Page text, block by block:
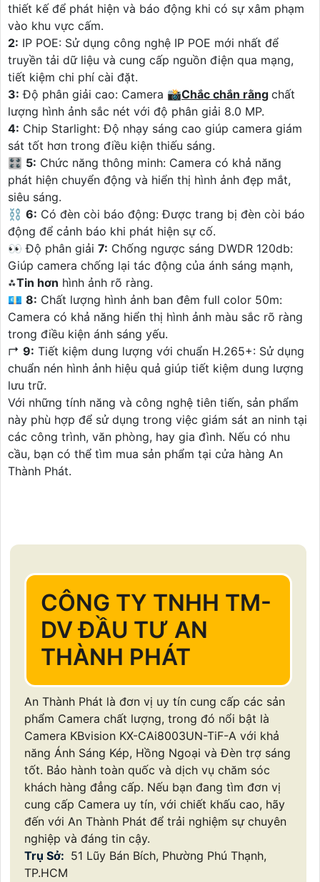
thiết kế để phát hiện và báo động khi có sự xâm phạm
vào khu vực cấm.
2: IP POE: Sử dụng công nghệ IP POE mới nhất để
truyền tải dữ liệu và cung cấp nguồn điện qua mạng,
tiết kiệm chi phí cài đặt.
3: Độ phân giải cao: Camera 📸Chắc chắn rằng chất
lượng hình ảnh sắc nét với độ phân giải 8.0 MP.
4: Chip Starlight: Độ nhạy sáng cao giúp camera giám
sát tốt hơn trong điều kiện thiếu sáng.
🎛 5: Chức năng thông minh: Camera có khả năng
phát hiện chuyển động và hiển thị hình ảnh đẹp mắt,
siêu sáng.
⛓ 6: Có đèn còi báo động: Được trang bị đèn còi báo
động để cảnh báo khi phát hiện sự cố.
️👀 Độ phân giải 7: Chống ngược sáng DWDR 120db:
Giúp camera chống lại tác động của ánh sáng mạnh,
⁂Tin hơn hình ảnh rõ ràng.
💶 8: Chất lượng hình ảnh ban đêm full color 50m:
Camera có khả năng hiển thị hình ảnh màu sắc rõ ràng
trong điều kiện ánh sáng yếu.
️↱ 9: Tiết kiệm dung lượng với chuẩn H.265+: Sử dụng
chuẩn nén hình ảnh hiệu quả giúp tiết kiệm dung lượng
lưu trữ.
Với những tính năng và công nghệ tiên tiến, sản phẩm
này phù hợp để sử dụng trong việc giám sát an ninh tại
các công trình, văn phòng, hay gia đình. Nếu có nhu
cầu, bạn có thể tìm mua sản phẩm tại cửa hàng An
Thành Phát.
CÔNG TY TNHH TM-
DV ĐẦU TƯ AN
THÀNH PHÁT
An Thành Phát là đơn vị uy tín cung cấp các sản
phẩm Camera chất lượng, trong đó nổi bật là
Camera KBvision KX-CAi8003UN-TiF-A với khả
năng Ánh Sáng Kép, Hồng Ngoại và Đèn trợ sáng
tốt. Bảo hành toàn quốc và dịch vụ chăm sóc
khách hàng đẳng cấp. Nếu bạn đang tìm đơn vị
cung cấp Camera uy tín, với chiết khấu cao, hãy
đến với An Thành Phát để trải nghiệm sự chuyên
nghiệp và đáng tin cậy.
Trụ Sở: 51 Lũy Bán Bích, Phường Phú Thạnh,
TP.HCM